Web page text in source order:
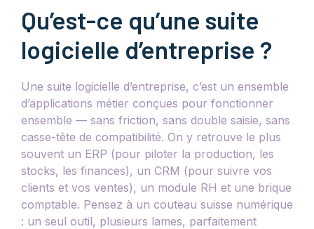
Qu’est-ce qu’une suite
logicielle d’entreprise ?
Une suite logicielle d’entreprise, c’est un ensemble
d’applications métier conçues pour fonctionner
ensemble — sans friction, sans double saisie, sans
casse-tête de compatibilité. On y retrouve le plus
souvent un ERP (pour piloter la production, les
stocks, les finances), un CRM (pour suivre vos
clients et vos ventes), un module RH et une brique
comptable. Pensez à un couteau suisse numérique
: un seul outil, plusieurs lames, parfaitement